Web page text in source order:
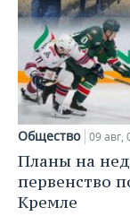
Общество 09 авг,
Планы на
первенство
Кремле